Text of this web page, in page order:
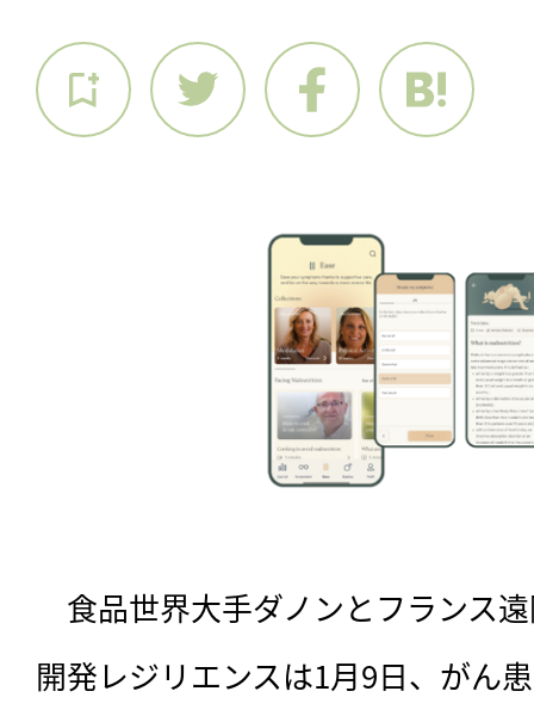
食品世界大手ダノンとフランス
開発レジリエンスは1月9日、がん